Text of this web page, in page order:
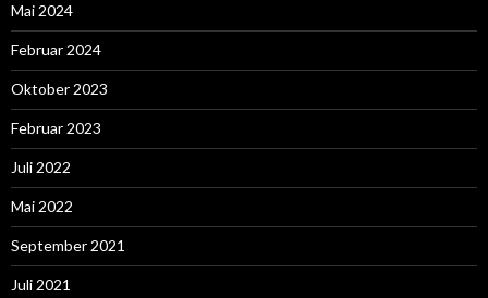
Mai 2024
Februar 2024
Oktober 2023
Februar 2023
Juli 2022
Mai 2022
September 2021
Juli 2021